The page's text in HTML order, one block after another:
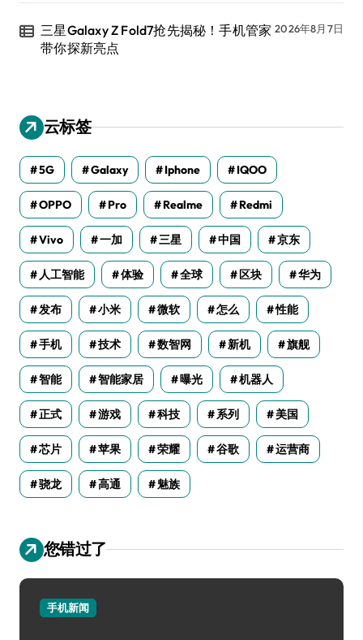
三星Galaxy Z Fold7抢先揭秘！手机管家
带你探新亮点
2026年8月7日
云标签
5G Galaxy Iphone IQOO
OPPO Pro Realme Redmi
Vivo 一加 三星 中国 京东
人工智能 体验 全球 区块 华为
发布 小米 微软 怎么 性能
手机 技术 数智网 新机 旗舰
智能 智能家居 曝光 机器人
正式 游戏 科技 系列 美国
芯片 苹果 荣耀 谷歌 运营商
骁龙 高通 魅族
您错过了
手机新闻